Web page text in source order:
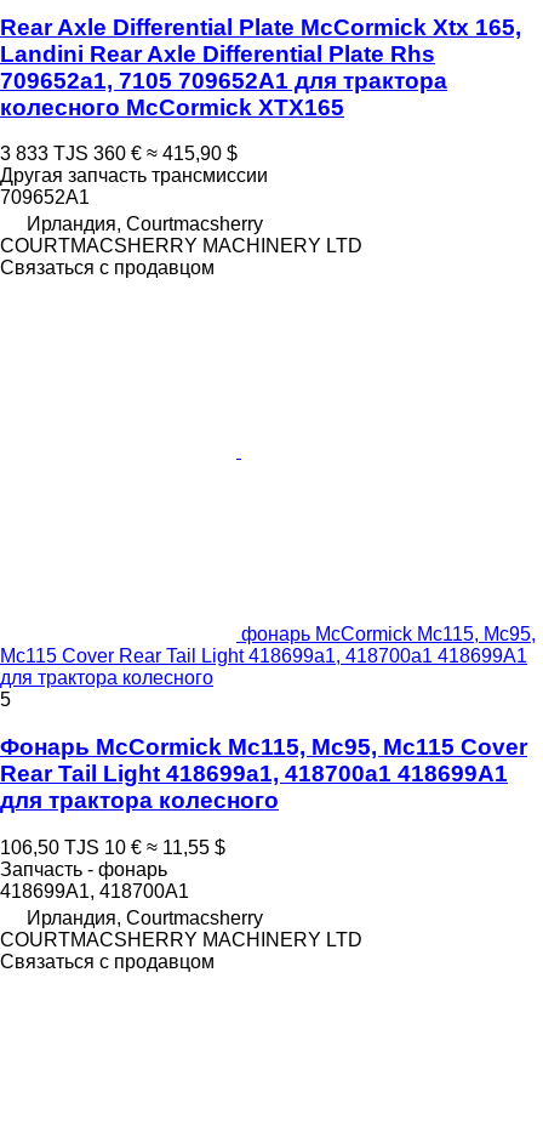
Rear Axle Differential Plate McCormick Xtx 165,
Landini Rear Axle Differential Plate Rhs
709652a1, 7105 709652A1 для трактора
колесного McCormick XTX165
3 833 TJS 360 € ≈ 415,90 $
Другая запчасть трансмиссии
709652A1
Ирландия, Courtmacsherry
COURTMACSHERRY MACHINERY LTD
Связаться с продавцом
фонарь McCormick Mc115, Mc95,
Mc115 Cover Rear Tail Light 418699a1, 418700a1 418699A1
для трактора колесного
5
Фонарь McCormick Mc115, Mc95, Mc115 Cover
Rear Tail Light 418699a1, 418700a1 418699A1
для трактора колесного
106,50 TJS 10 € ≈ 11,55 $
Запчасть - фонарь
418699A1, 418700A1
Ирландия, Courtmacsherry
COURTMACSHERRY MACHINERY LTD
Связаться с продавцом